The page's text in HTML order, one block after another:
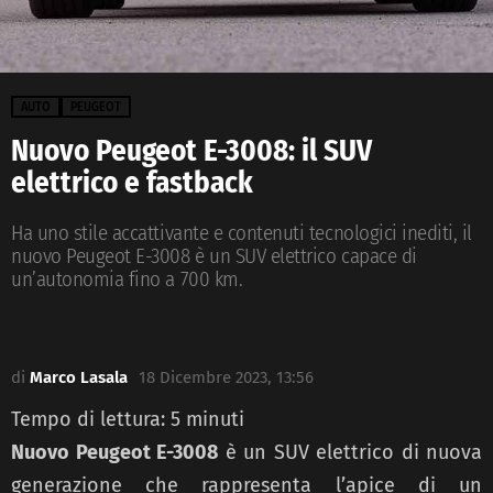
AUTO PEUGEOT
Nuovo Peugeot E-3008: il SUV
elettrico e fastback
Ha uno stile accattivante e contenuti tecnologici inediti, il
nuovo Peugeot E-3008 è un SUV elettrico capace di
un’autonomia fino a 700 km.
di Marco Lasala 18 Dicembre 2023, 13:56
Tempo di lettura: 5 minuti
Nuovo Peugeot E-3008 è un SUV elettrico di nuova
generazione che rappresenta l’apice di un